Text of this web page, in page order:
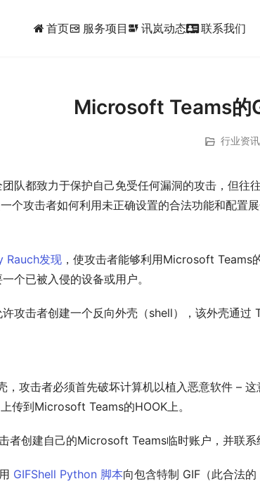
首页 服务项目 dynamic_form 讯岚动态 联系我们
Microsoft Teams的
行业资讯
队都致力于保护自己免受任何漏洞的攻击，但
个攻击者如何利用未正确设置的合法功能和配置
Rauch发现 ，使攻击者能够利用Microsoft Teams
个已被入侵的设备或用户。
攻击者创建一个反向外壳（shell），该外壳通
，攻击者必须首先破坏计算机以植入恶意软件 –
传到Microsoft Teams的HOOK上。
者创建自己的Microsoft Teams临时账户，并联系
GIFShell Python 脚本向包含特制 GIF（此合法